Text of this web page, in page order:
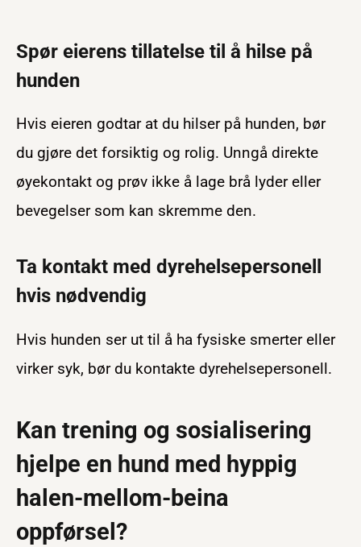
Spør eierens tillatelse til å hilse på
hunden
Hvis eieren godtar at du hilser på hunden, bør
du gjøre det forsiktig og rolig. Unngå direkte
øyekontakt og prøv ikke å lage brå lyder eller
bevegelser som kan skremme den.
Ta kontakt med dyrehelsepersonell
hvis nødvendig
Hvis hunden ser ut til å ha fysiske smerter eller
virker syk, bør du kontakte dyrehelsepersonell.
Kan trening og sosialisering
hjelpe en hund med hyppig
halen-mellom-beina
oppførsel?